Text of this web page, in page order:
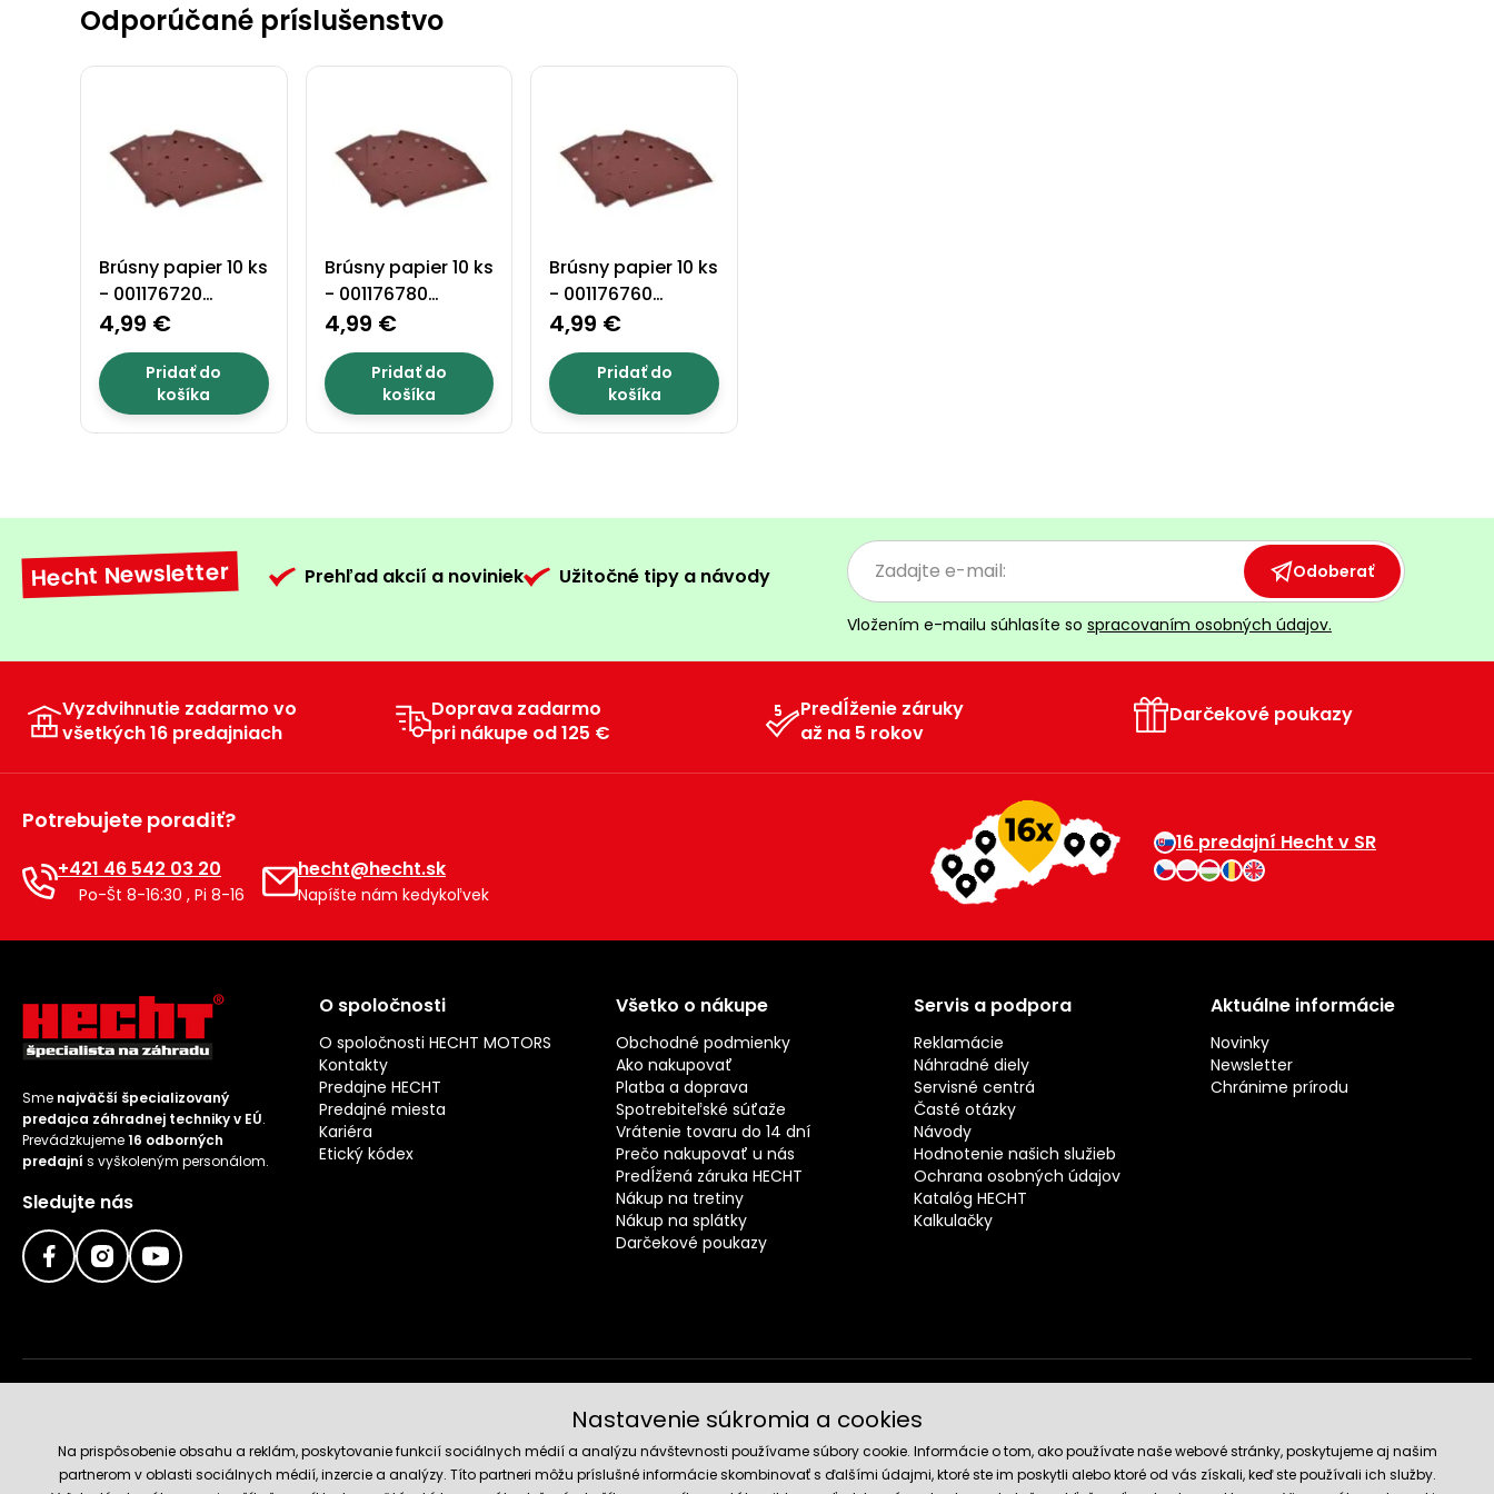
Odporúčané príslušenstvo
Brúsny papier 10 ks
- 001176720
zrnitosť 120
4,99 €
Pridať do
košíka
Brúsny papier 10 ks
- 001176780
zrnitosť 80
4,99 €
Pridať do
košíka
Brúsny papier 10 ks
- 001176760
zrnitosť 60
4,99 €
Pridať do
košíka
Hecht Newsletter Prehľad akcií a noviniek Užitočné tipy a návody Odoberať
Vložením e-mailu súhlasíte so spracovaním osobných údajov.
Vyzdvihnutie zadarmo vo
všetkých 16 predajniach
Doprava zadarmo
pri nákupe od 125 €
Predĺženie záruky
až na 5 rokov
Darčekové poukazy
Potrebujete poradiť?
+421 46 542 03 20
Po-Št 8-16:30 , Pi 8-16
hecht@hecht.sk
Napíšte nám kedykoľvek
16 predajní Hecht v SR
Sme najväčší špecializovaný
predajca záhradnej techniky v EÚ.
Prevádzkujeme16 odborných
predajní s vyškoleným personálom.
Sledujte nás
O spoločnosti
O spoločnosti HECHT MOTORS
Kontakty
Predajne HECHT
Predajné miesta
Kariéra
Etický kódex
Všetko o nákupe
Obchodné podmienky
Ako nakupovať
Platba a doprava
Spotrebiteľské súťaže
Vrátenie tovaru do 14 dní
Prečo nakupovať u nás
Predĺžená záruka HECHT
Nákup na tretiny
Nákup na splátky
Darčekové poukazy
Servis a podpora
Reklamácie
Náhradné diely
Servisné centrá
Časté otázky
Návody
Hodnotenie našich služieb
Ochrana osobných údajov
Katalóg HECHT
Kalkulačky
Aktuálne informácie
Novinky
Newsletter
Chránime prírodu
Spoľahlivý obchod
Nastavenie súkromia a cookies
Na prispôsobenie obsahu a reklám, poskytovanie funkcií sociálnych médií a analýzu návštevnosti používame súbory cookie. Informácie o tom, ako používate naše webové stránky, poskytujeme aj našim
partnerom v oblasti sociálnych médií, inzercie a analýzy. Títo partneri môžu príslušné informácie skombinovať s ďalšími údajmi, ktoré ste im poskytli alebo ktoré od vás získali, keď ste používali ich služby.